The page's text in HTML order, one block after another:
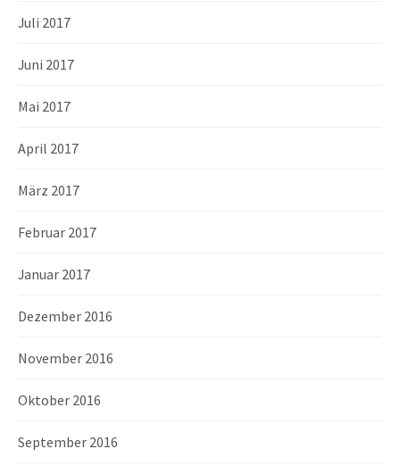
Juli 2017
Juni 2017
Mai 2017
April 2017
März 2017
Februar 2017
Januar 2017
Dezember 2016
November 2016
Oktober 2016
September 2016